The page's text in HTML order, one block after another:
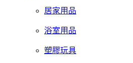
居家用品
浴室用品
塑膠玩具